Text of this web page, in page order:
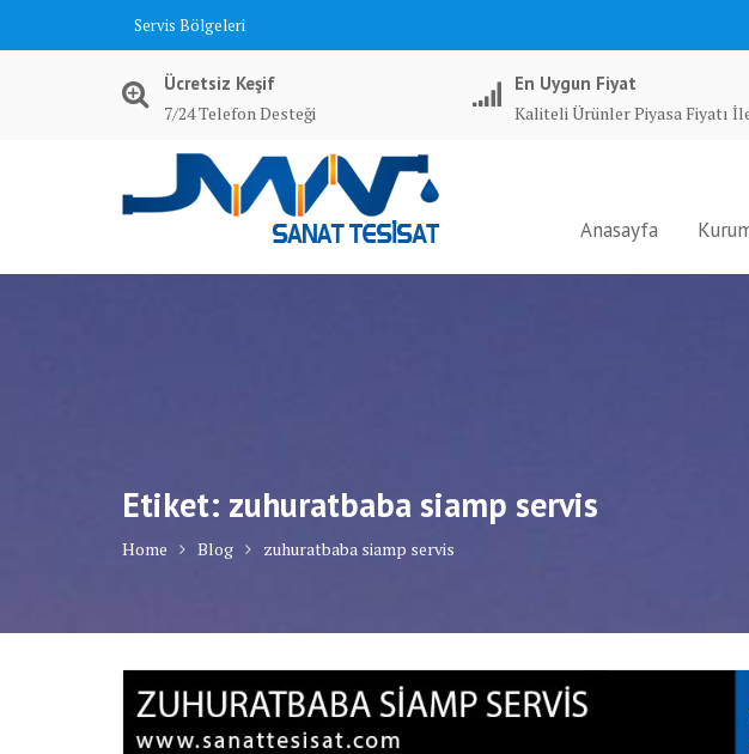
Servis Bölgeleri
Ücretsiz Keşif
7/24 Telefon Desteği
En Uygun Fiyat
Kaliteli Ürünler Piyasa Fiyatı
Anasayfa
Etiket: zuhuratbaba siamp servis
Home Blog zuhuratbaba siamp servis